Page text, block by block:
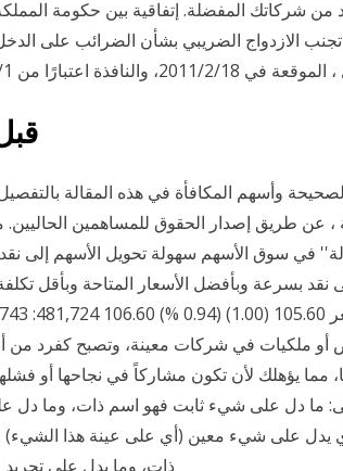
شركاتك المفضلة. إتفاقية بين حكومة المملكة
الازدواج الضريبي بشأن الضرائب على
وأسهم المكافأة في هذه المقالة
عن طريق إصدار الحقوق للمساهمين الحاليين.
في سوق الأسهم سهولة تحويل الأسهم إلى
نقد بسرعة وبأفضل الأسعار المتاحة وبأقل
والتكلفة هنا تعني تكلفة
ملكيات في شركات معينة، وتصبح كفرد من
مما يؤهلك لأن تكون مشاركاً في نجاحها أو
واسم المعنى: ما دل على شيء ثابت فهو اسم ذات، وما
يدل على شيء معين (أي على عينة هذا
ذات، وما يدل على